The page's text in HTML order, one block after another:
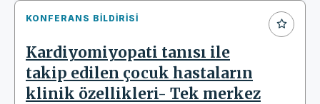
KONFERANS BILDIRISI
Kardiyomiyopati tanısı ile
takip edilen çocuk hastaların
klinik özellikleri- Tek merkez